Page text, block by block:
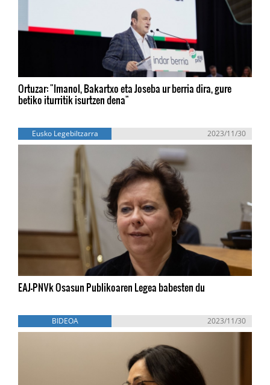
Ortuzar: "Imanol, Bakartxo eta Joseba ur berria dira, gure
betiko iturritik isurtzen dena"
Eusko Legebiltzarra 2023/11/30
EAJ-PNVk Osasun Publikoaren Legea babesten du
BIDEOA 2023/11/30